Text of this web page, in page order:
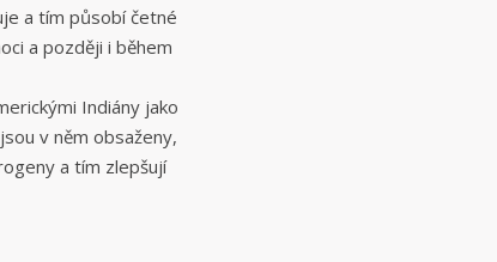
a tím působí četné
a později i během
Indiány jako
v něm obsaženy,
a tím zlepšují